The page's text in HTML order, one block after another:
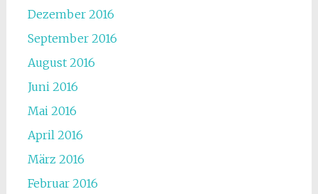
Dezember 2016
September 2016
August 2016
Juni 2016
Mai 2016
April 2016
März 2016
Februar 2016